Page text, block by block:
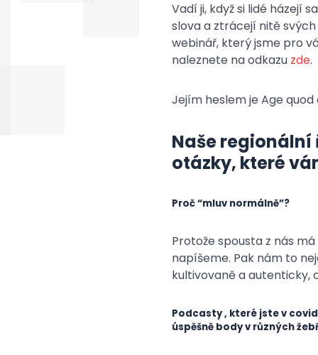
Vadí ji, když si lidé házejí
slova a ztrácejí nitě
webinář, který jsme pro
naleznete na odkazu zde.
Jejím heslem je Age
Naše
otázky, které
Proč “mluv normálně”?
Protože spousta z nás
napíšeme. Pak nám to
kultivovaně a
Podcasty , které jste v
úspěšně body v různých